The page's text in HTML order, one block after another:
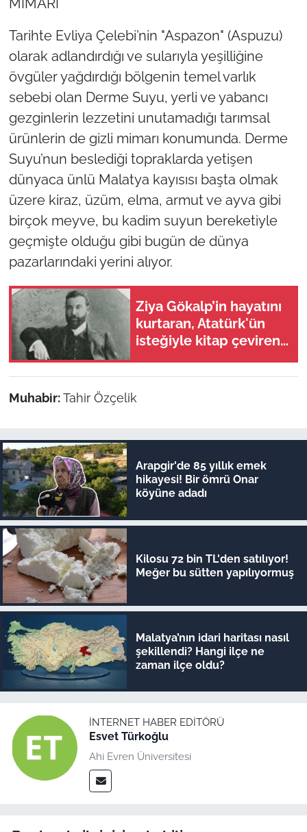
MİMARI
Tarihte Evliya Çelebi’nin "Aspazon" (Aspuzu)
olarak adlandırdığı ve sularıyla yeşilliğine
övgüler yağdırdığı bölgenin temel varlık
sebebi olan Derme Suyu, yerli ve yabancı
gezginlerin lezzetini unutamadığı tarımsal
ürünlerin de gizli mimarı konumunda. Derme
Suyu’nun beslediği topraklarda yetişen
dünyaca ünlü Malatya kayısısı başta olmak
üzere kiraz, üzüm, elma, armut ve ayva gibi
birçok meyve, bu kadim suyun bereketiyle
geçmişte olduğu gibi bugün de dünya
pazarlarındaki yerini alıyor.
Ziya Gökalp’in hayatını
kurtaran, Atatürk'ün
isteğiyle kitap çeviren
Muhabir: Tahir Özçelik
Arapgir'de 85 yıllık emek
hikayesi! Bir ömrü Onar
köyüne adadı
Kilosu 72 bin TL'den satılıyor!
Meğer bu sütten yapılıyormuş
Malatya’nın idari haritası nasıl
şekillendi? Hangi ilçe ne
zaman ilçe oldu?
İNTERNET HABER EDITÖRÜ
Esvet Türkoğlu
Ahi Evren Üniversitesi